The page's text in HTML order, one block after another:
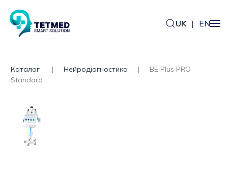
UK | EN
Каталог Нейродіагностика
BE Plus PRO
Standard